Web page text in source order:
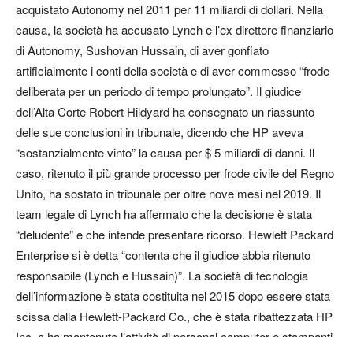
acquistato Autonomy nel 2011 per 11 miliardi di dollari. Nella
causa, la società ha accusato Lynch e l’ex direttore finanziario
di Autonomy, Sushovan Hussain, di aver gonfiato
artificialmente i conti della società e di aver commesso “frode
deliberata per un periodo di tempo prolungato”. Il giudice
dell’Alta Corte Robert Hildyard ha consegnato un riassunto
delle sue conclusioni in tribunale, dicendo che HP aveva
“sostanzialmente vinto” la causa per $ 5 miliardi di danni. Il
caso, ritenuto il più grande processo per frode civile del Regno
Unito, ha sostato in tribunale per oltre nove mesi nel 2019. Il
team legale di Lynch ha affermato che la decisione è stata
“deludente” e che intende presentare ricorso. Hewlett Packard
Enterprise si è detta “contenta che il giudice abbia ritenuto
responsabile (Lynch e Hussain)”. La società di tecnologia
dell’informazione è stata costituita nel 2015 dopo essere stata
scissa dalla Hewlett-Packard Co., che è stata ribattezzata HP